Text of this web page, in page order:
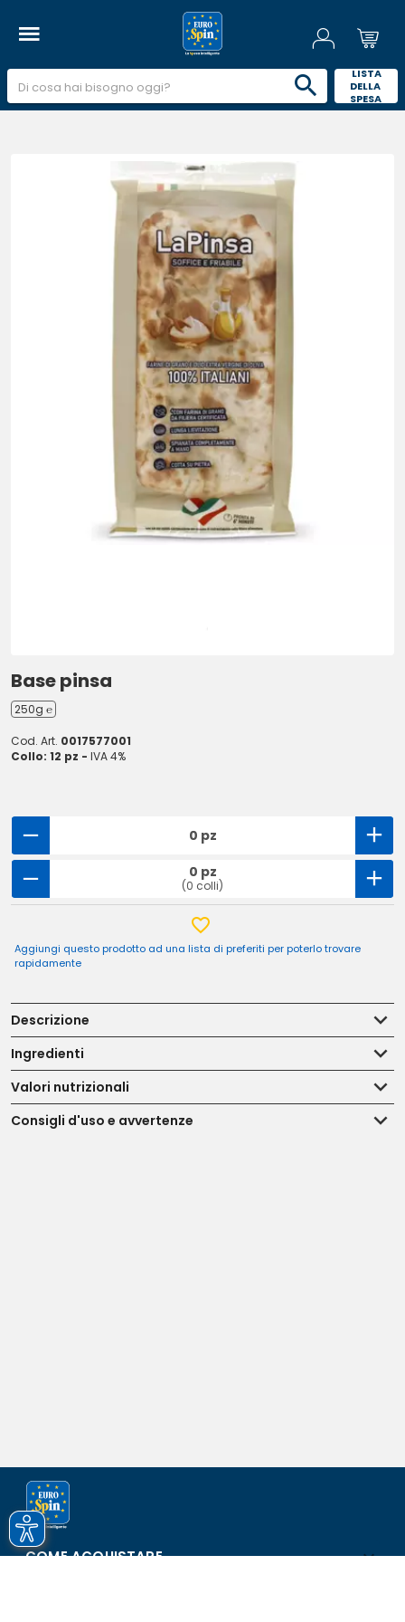
LISTA
DELLA
SPESA
Base pinsa
250g ℮
Cod. Art. 0017577001
Collo: 12 pz - IVA 4%
0 pz
0 pz
(0 colli)
Aggiungi questo prodotto ad una lista di preferiti per poterlo trovare
rapidamente
Descrizione
Ingredienti
Valori nutrizionali
Consigli d'uso e avvertenze
COME ACQUISTARE